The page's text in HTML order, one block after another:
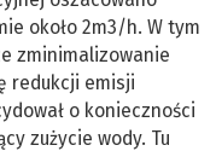
około 2m3/h. W tym
zminimalizowanie
redukcji emisji
o konieczności
zużycie wody. Tu